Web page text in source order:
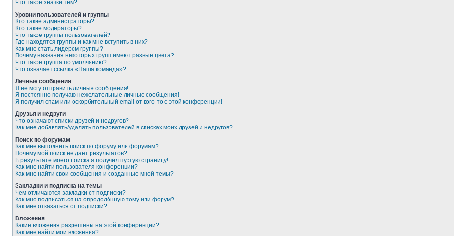
Что такое значки тем?
Уровни пользователей и группы
Кто такие администраторы?
Кто такие модераторы?
Что такое группы пользователей?
Где находятся группы и как мне вступить в них?
Как мне стать лидером группы?
Почему названия некоторых групп имеют разные цвета?
Что такое группа по умолчанию?
Что означает ссылка «Наша команда»?
Личные сообщения
Я не могу отправить личные сообщения!
Я постоянно получаю нежелательные личные сообщения!
Я получил спам или оскорбительный email от кого-то с этой конференции!
Друзья и недруги
Что означают списки друзей и недругов?
Как мне добавлять/удалять пользователей в списках моих друзей и недругов?
Поиск по форумам
Как мне выполнить поиск по форуму или форумам?
Почему мой поиск не даёт результатов?
В результате моего поиска я получил пустую страницу!
Как мне найти пользователя конференции?
Как мне найти свои сообщения и созданные мной темы?
Закладки и подписка на темы
Чем отличаются закладки от подписки?
Как мне подписаться на определённую тему или форум?
Как мне отказаться от подписки?
Вложения
Какие вложения разрешены на этой конференции?
Как мне найти мои вложения?